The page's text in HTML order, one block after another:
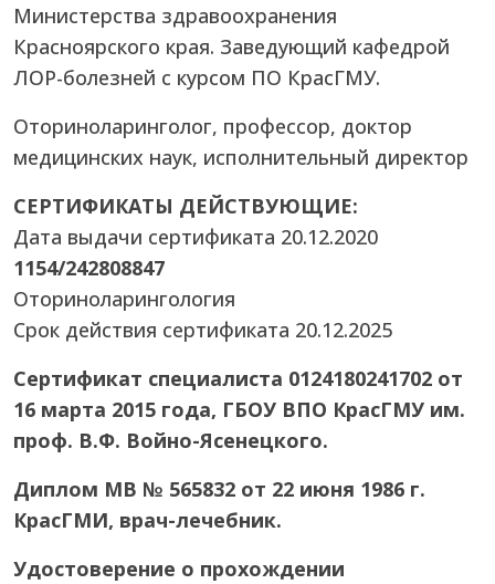
Министерства здравоохранения
Красноярского края. Заведующий кафедрой
ЛОР-болезней с курсом ПО КрасГМУ.
Оториноларинголог, профессор, доктор
медицинских наук, исполнительный директор
СЕРТИФИКАТЫ ДЕЙСТВУЮЩИЕ:
Дата выдачи сертификата 20.12.2020
1154/242808847
Оториноларингология
Срок действия сертификата 20.12.2025
Сертификат специалиста 0124180241702 от
16 марта 2015 года, ГБОУ ВПО КрасГМУ им.
проф. В.Ф. Войно-Ясенецкого.
Диплом МВ № 565832 от 22 июня 1986 г.
КрасГМИ, врач-лечебник.
Удостоверение о прохождении